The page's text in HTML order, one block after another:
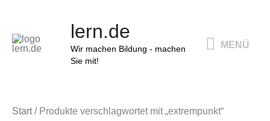
springen
lern.de
Wir machen Bildung - machen
Sie mit!
MENÜ
Start/ Produkte verschlagwortet mit „extrempunkt“